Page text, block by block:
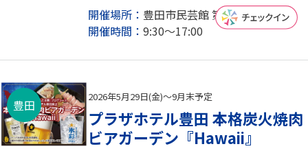
開催場所： 豊田市民芸館 第1・2民芸館
開催時間： 9:30～17:00
豊田
2026年5月29日(金)～9月末予定
プラザホテル豊田 本格炭火焼肉
ビアガーデン『Hawaii』